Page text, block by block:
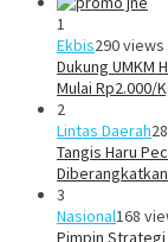
1
Ekbis290 views
Dukung UMKM
Mulai Rp2.000/
2
Lintas Daerah
Tangis Haru
3
Nasional168
Pimpin Strategi